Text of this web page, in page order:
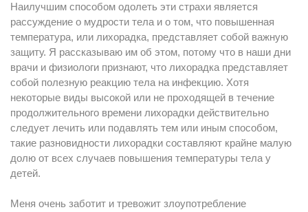
Наилучшим способом одолеть эти страхи является
рассуждение о мудрости тела и о том, что повышенная
температура, или лихорадка, представляет собой важную
защиту. Я рассказываю им об этом, потому что в наши дни
врачи и физиологи признают, что лихорадка представляет
собой полезную реакцию тела на инфекцию. Хотя
некоторые виды высокой или не проходящей в течение
продолжительного времени лихорадки действительно
следует лечить или подавлять тем или иным способом,
такие разновидности лихорадки составляют крайне малую
долю от всех случаев повышения температуры тела у
детей.
Меня очень заботит и тревожит злоупотребление